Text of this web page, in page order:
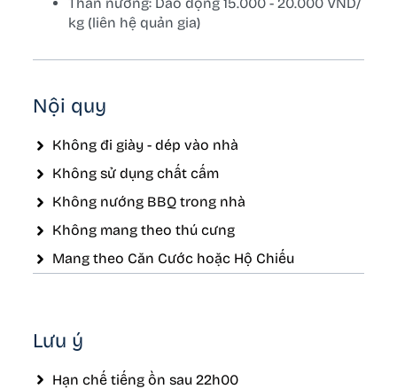
kg (liên hệ quản gia)
Nội quy
Không đi giày - dép vào nhà
Không sử dụng chất cấm
Không nướng BBQ trong nhà
Không mang theo thú cưng
Mang theo Căn Cước hoặc Hộ Chiếu
Lưu ý
Hạn chế tiếng ồn sau 22h00